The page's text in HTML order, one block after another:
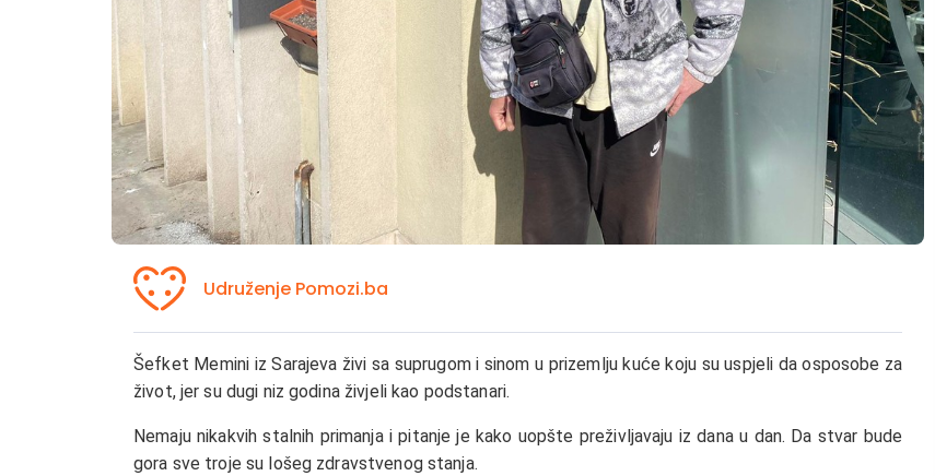
Udruženje Pomozi.ba
Šefket Memini iz Sarajeva živi sa suprugom i sinom u prizemlju kuće koju su uspjeli da osposobe za
život, jer su dugi niz godina živjeli kao podstanari.
Nemaju nikakvih stalnih primanja i pitanje je kako uopšte preživljavaju iz dana u dan. Da stvar bude
gora sve troje su lošeg zdravstvenog stanja.